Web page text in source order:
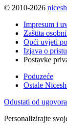
© 2010-2026
Impresum i
Zaštita
Opći uvjeti
Izjava o
Postavke
Poduzeće
Ostale
Odustati od ugovora
Personalizirajte